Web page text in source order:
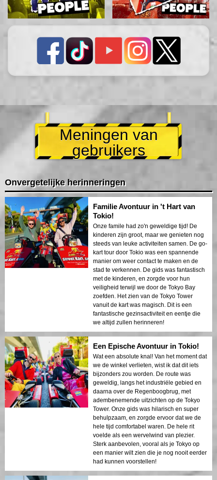
Meningen van
gebruikers
Onvergetelijke herinneringen
Familie Avontuur in 't Hart van
Tokio!
Onze famile had zo'n geweldige tijd! De
kinderen zijn groot, maar we genieten nog
steeds van leuke activiteiten samen. De go-
kart tour door Tokio was een spannende
manier om weer contact te maken en de
stad te verkennen. De gids was fantastisch
met de kinderen, en zorgde voor hun
veiligheid terwijl we door de Tokyo Bay
zoefden. Het zien van de Tokyo Tower
vanuit de kart was magisch. Dit is een
fantastische gezinsactiviteit en eentje die
we altijd zullen herinneren!
Een Epische Avontuur in Tokio!
Wat een absolute knal! Van het moment dat
we de winkel verlieten, wist ik dat dit iets
bijzonders zou worden. De route was
geweldig, langs het industriële gebied en
daarna over de Regenboogbrug, met
adembenemende uitzichten op de Tokyo
Tower. Onze gids was hilarisch en super
behulpzaam, en zorgde ervoor dat we de
hele tijd comfortabel waren. De hele rit
voelde als een wervelwind van plezier.
Sterk aanbevolen, vooral als je Tokyo op
een manier wilt zien die je nog nooit eerder
had kunnen voorstellen!